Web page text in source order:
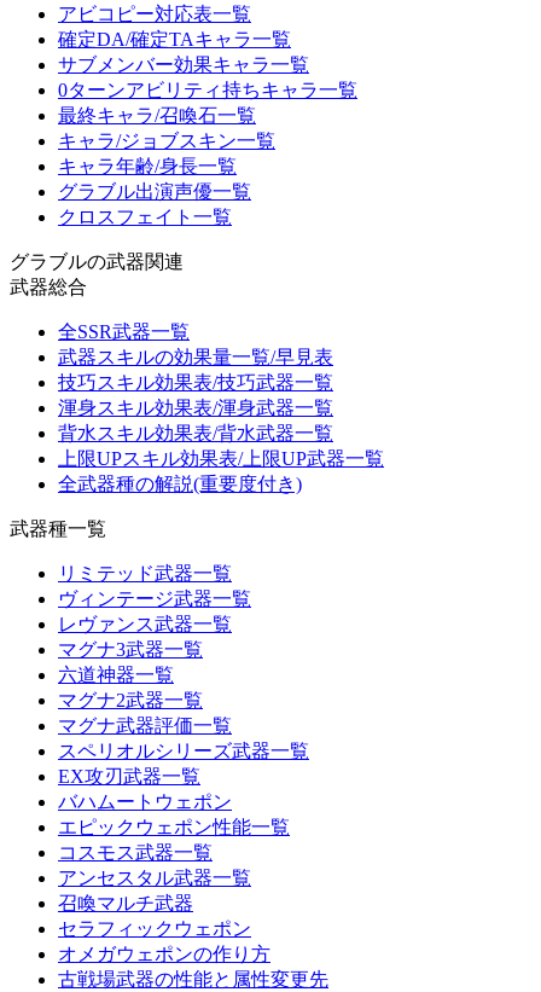
アビコピー対応表一覧
確定DA/確定TAキャラ一覧
サブメンバー効果キャラ一覧
0ターンアビリティ持ちキャラ一覧
最終キャラ/召喚石一覧
キャラ/ジョブスキン一覧
キャラ年齢/身長一覧
グラブル出演声優一覧
クロスフェイト一覧
グラブルの武器関連
武器総合
全SSR武器一覧
武器スキルの効果量一覧/早見表
技巧スキル効果表/技巧武器一覧
渾身スキル効果表/渾身武器一覧
背水スキル効果表/背水武器一覧
上限UPスキル効果表/上限UP武器一覧
全武器種の解説(重要度付き)
武器種一覧
リミテッド武器一覧
ヴィンテージ武器一覧
レヴァンス武器一覧
マグナ3武器一覧
六道神器一覧
マグナ2武器一覧
マグナ武器評価一覧
スペリオルシリーズ武器一覧
EX攻刃武器一覧
バハムートウェポン
エピックウェポン性能一覧
コスモス武器一覧
アンセスタル武器一覧
召喚マルチ武器
セラフィックウェポン
オメガウェポンの作り方
古戦場武器の性能と属性変更先